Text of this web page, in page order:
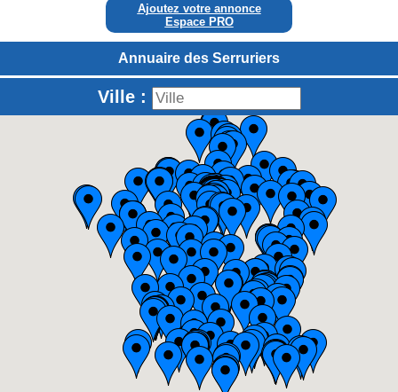
Ajoutez votre annonce
Espace PRO
Annuaire des Serruriers
Ville :